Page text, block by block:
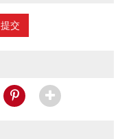
提交